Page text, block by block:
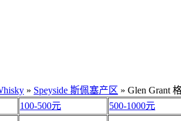
» Speyside 斯佩塞产区 » Glen Grant
100-500元 500-1000元